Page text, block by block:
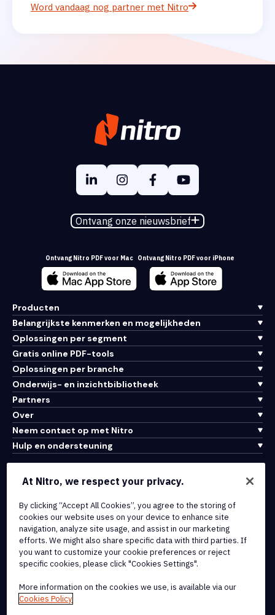
Word vandaag nog partner met Nitro
Ontvang onze nieuwsbrief
Ontvang Nitro PDF voor Mac Ontvang Nitro PDF voor iPhone
Producten
Belangrijkste kenmerken en mogelijkheden
Oplossingen per segment
Gratis online PDF-tools
Oplossingen per branche
Onderwijs- en inzichtbibliotheek
Partners
Over
Neem contact op met Nitro
Hulp en ondersteuning
Integraties en API-connectiviteit
Cookiebeleid
Copyrightbeleid
Alle voorwaarden en beleidsmaatregelen
© 2026 Nitro Software, Inc. Inc. Alle rechten voorbehouden.
Nitro, het Nitro-logo, Nitro Productivity Platform, Nitro PDF Pro, Nitro
At Nitro, we respect your privacy.
By clicking “Accept All Cookies”, you agree to the storing of
cookies our website uses on your device to enhance site
navigation, analyze site usage, and assist in our marketing
efforts. We might also share specific data with third parties. If
you want to customize your cookie preferences or reject
specific cookies, please click "Cookies Settings".
More information on the cookies we use, is available via our
Cookies Policy